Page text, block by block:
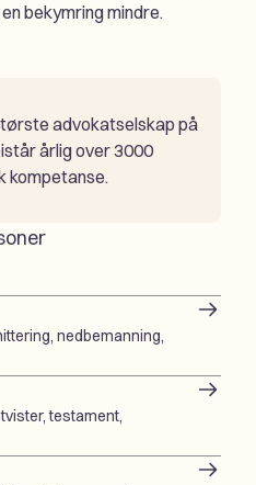
bekymring mindre.
advokatselskap på
årlig over 3000
kompetanse.
nedbemanning,
testament,